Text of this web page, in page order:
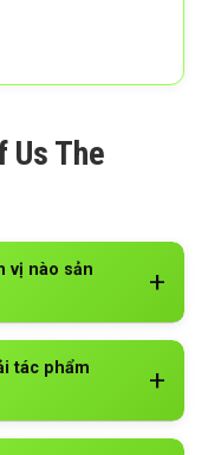
Us The
vị nào sản
tác phẩm